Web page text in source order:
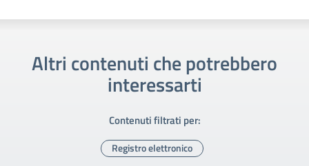
Altri contenuti che potrebbero
interessarti
Contenuti filtrati per:
Registro elettronico